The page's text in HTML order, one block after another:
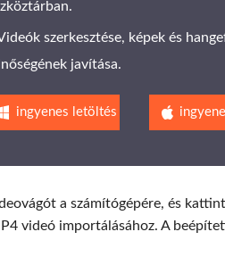
szerkesztése, képek és
javítása.
ingyenes letöltés
a számítógépére, és
videó importálásához. A